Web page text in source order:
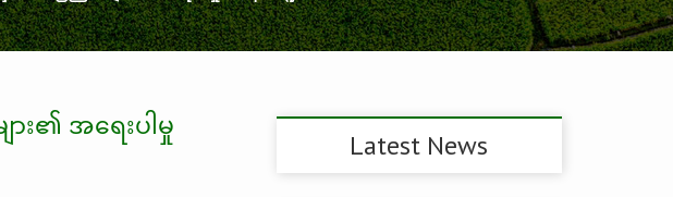
း၏ အရေးပါမှု
Latest News